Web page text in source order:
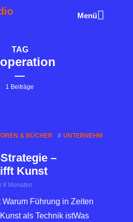
Menü
TAG
1 Beiträge
& BÜCHER
UNTERNEHM
–
Kunst
8 Monaten
Führung in Zeiten
als Technik istWas